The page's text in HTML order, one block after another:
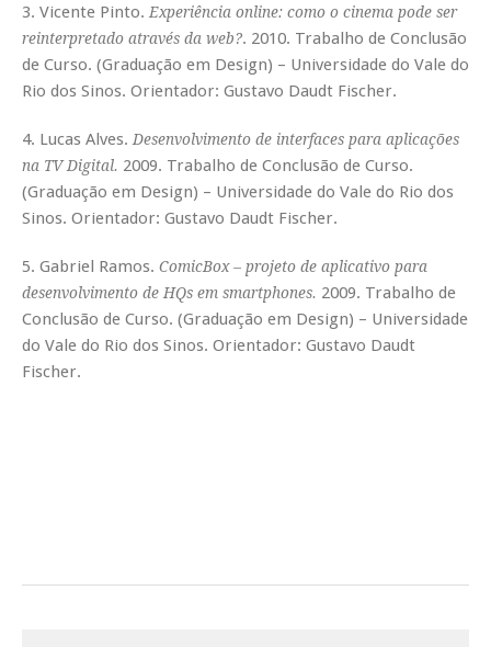
3. Vicente Pinto. Experiência online: como o cinema pode ser
reinterpretado através da web?. 2010. Trabalho de Conclusão
de Curso. (Graduação em Design) – Universidade do Vale do
Rio dos Sinos. Orientador: Gustavo Daudt Fischer.
4. Lucas Alves. Desenvolvimento de interfaces para aplicações
na TV Digital. 2009. Trabalho de Conclusão de Curso.
(Graduação em Design) – Universidade do Vale do Rio dos
Sinos. Orientador: Gustavo Daudt Fischer.
5. Gabriel Ramos. ComicBox – projeto de aplicativo para
desenvolvimento de HQs em smartphones. 2009. Trabalho de
Conclusão de Curso. (Graduação em Design) – Universidade
do Vale do Rio dos Sinos. Orientador: Gustavo Daudt
Fischer.